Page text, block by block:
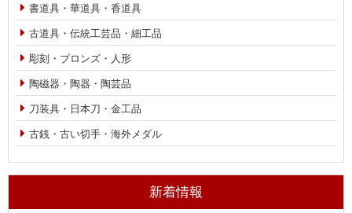
書道具・華道具・香道具
古道具・伝統工芸品・細工品
彫刻・ブロンズ・人形
陶磁器・陶器・陶芸品
刀装具・日本刀・金工品
古銭・古い切手・海外メダル
新着情報